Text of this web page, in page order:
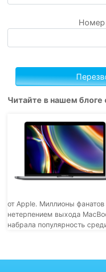
Номер
Читайте в нашем блоге
от Apple. Миллионы
нетерпением выхода
набрала популярность